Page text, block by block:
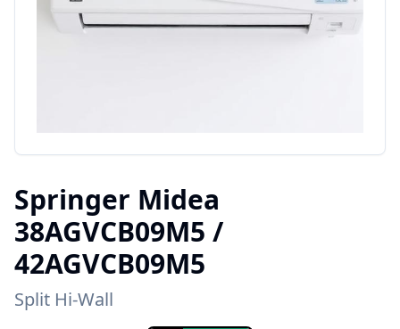
Springer Midea
38AGVCB09M5 /
42AGVCB09M5
Split Hi-Wall